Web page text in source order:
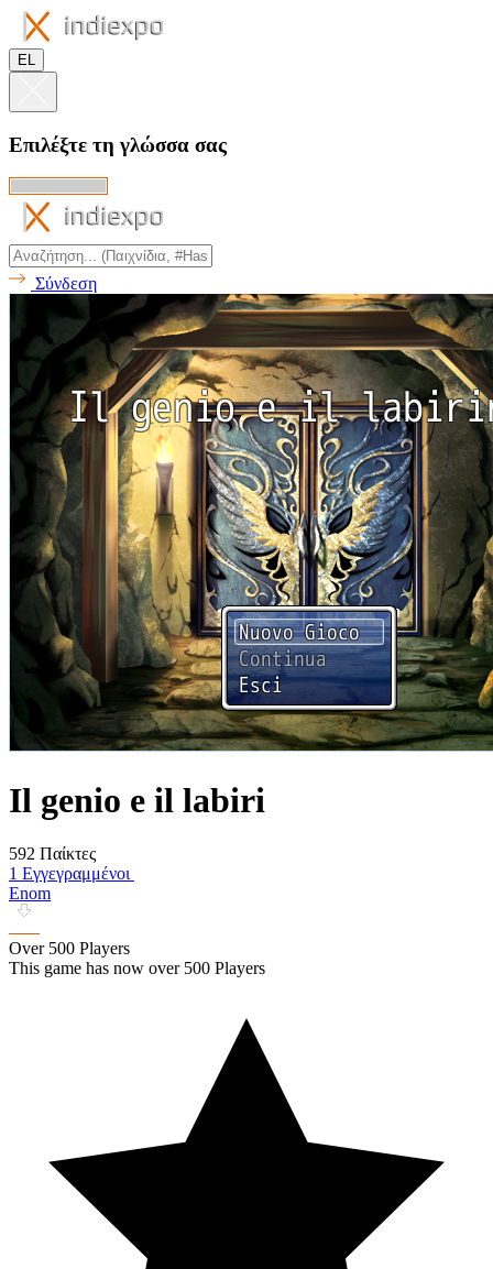
EL
Επιλέξτε τη γλώσσα σας
Σύνδεση
Il genio e il labiri
592 Παίκτες
1 Εγγεγραμμένοι
Enom
Over 500 Players
This game has now over 500 Players